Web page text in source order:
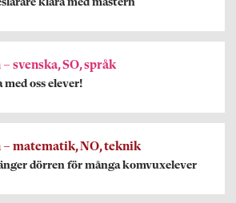
klara med mastern
svenska, SO, språk
oss elever!
matematik, NO, teknik
dörren för många komvuxelever